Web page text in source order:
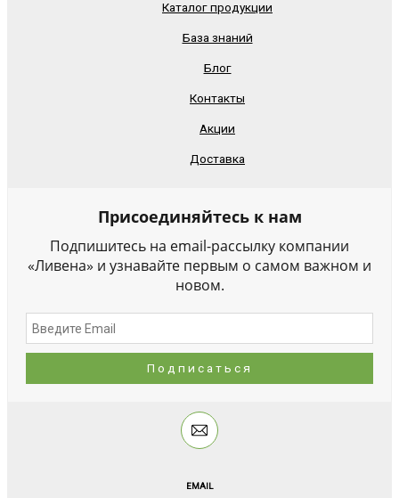
Каталог продукции
База знаний
Блог
Контакты
Акции
Доставка
Присоединяйтесь к нам
Подпишитесь на email-рассылку компании
«Ливена» и узнавайте первым о самом важном и
новом.
EMAIL